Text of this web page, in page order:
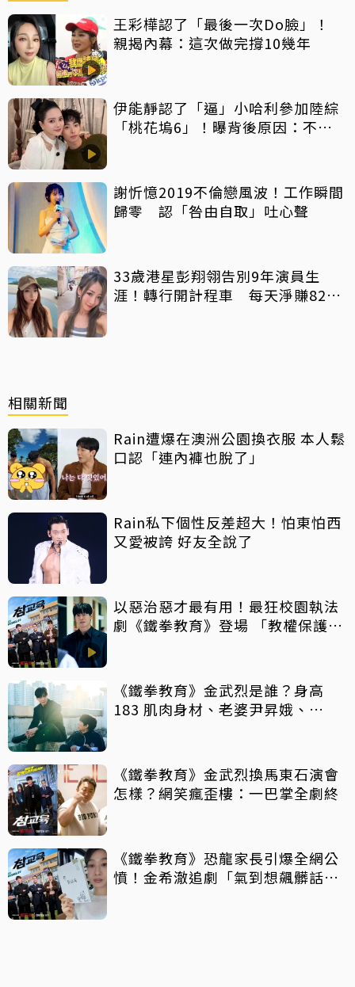
王彩樺認了「最後一次Do臉」！
親揭內幕：這次做完撐10幾年
伊能靜認了「逼」小哈利參加陸綜
「桃花塢6」！曝背後原因：不希
謝忻憶2019不倫戀風波！工作瞬間
歸零 認「咎由自取」吐心聲
33歲港星彭翔翎告別9年演員生
涯！轉行開計程車 每天淨賺8200
相關新聞
Rain遭爆在澳洲公園換衣服 本人鬆
口認「連內褲也脫了」
Rain私下個性反差超大！怕東怕西
又愛被誇 好友全說了
以惡治惡才最有用！最狂校園執法
劇《鐵拳教育》登場 「教權保護
《鐵拳教育》金武烈是誰？身高
183 肌肉身材、老婆尹昇娥、
《鐵拳教育》金武烈換馬東石演會
怎樣？網笑瘋歪樓：一巴掌全劇終
《鐵拳教育》恐龍家長引爆全網公
憤！金希澈追劇「氣到想飆髒話」